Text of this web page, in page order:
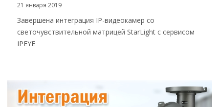
21 января 2019
Завершена интеграция IP-видеокамер со
светочувствительной матрицей StarLight с сервисом
IPEYE